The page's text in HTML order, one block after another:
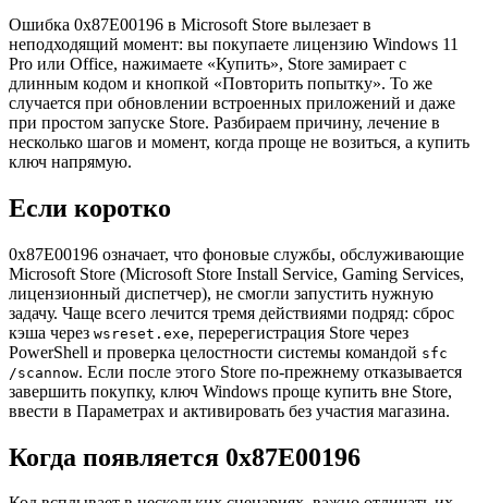
Ошибка 0x87E00196 в Microsoft Store вылезает в
неподходящий момент: вы покупаете лицензию Windows 11
Pro или Office, нажимаете «Купить», Store замирает с
длинным кодом и кнопкой «Повторить попытку». То же
случается при обновлении встроенных приложений и даже
при простом запуске Store. Разбираем причину, лечение в
несколько шагов и момент, когда проще не возиться, а купить
ключ напрямую.
Если коротко
0x87E00196 означает, что фоновые службы, обслуживающие
Microsoft Store (Microsoft Store Install Service, Gaming Services,
лицензионный диспетчер), не смогли запустить нужную
задачу. Чаще всего лечится тремя действиями подряд: сброс
кэша через wsreset.exe, перерегистрация Store через
PowerShell и проверка целостности системы командой sfc
/scannow. Если после этого Store по-прежнему отказывается
завершить покупку, ключ Windows проще купить вне Store,
ввести в Параметрах и активировать без участия магазина.
Когда появляется 0x87E00196